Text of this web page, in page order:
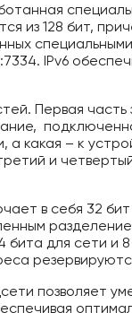
из 128 бит,
IPv6
Первая
какая – к
и
в себя 32
для сети и
позволяет